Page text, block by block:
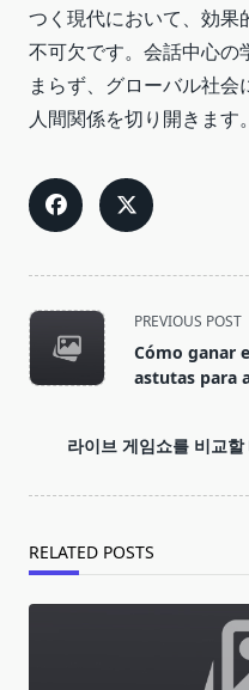
つく現代において、効果
不可欠です。会話中心の
まらず、グローバル社
人間関係を切り開きます。
<span
class="nav-
subtitle
reader-
text">Page</span>
PREVIOUS POST
Cómo ganar
astutas para
라이브 게임쇼를 비교
RELATED POSTS